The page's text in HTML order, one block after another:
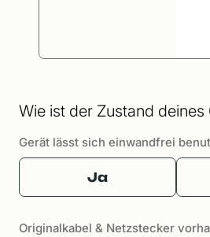
Wie ist der Zustand deines
Gerät lässt sich einwandfrei
Ja
Originalkabel & Netzstecker